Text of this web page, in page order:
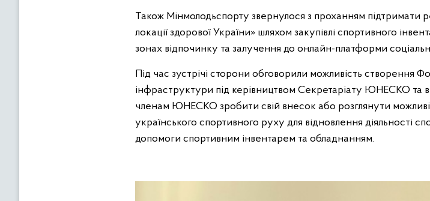
Також Мінмолодьспорту звернулося з проханням підтримати
локації здорової України» шляхом закупівлі спортивного
зонах відпочинку та залучення до онлайн-платформи
Під час зустрічі сторони обговорили можливість створення
інфраструктури під керівництвом Секретаріату ЮНЕСКО та
членам ЮНЕСКО зробити свій внесок або розглянути
українського спортивного руху для відновлення діяльності
допомоги спортивним інвентарем та обладнанням.